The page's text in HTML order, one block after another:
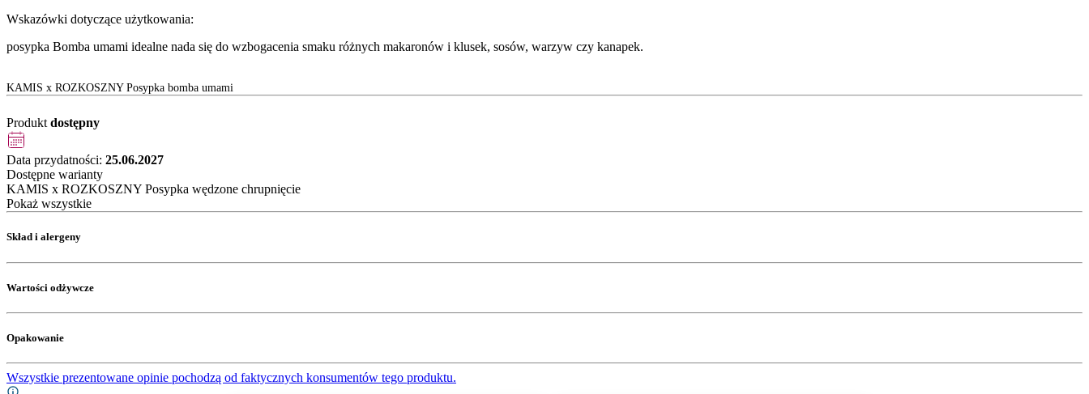
Wskazówki dotyczące użytkowania:
posypka Bomba umami idealne nada się do wzbogacenia smaku różnych makaronów i klusek, sosów, warzyw czy kanapek.
KAMIS x ROZKOSZNY Posypka bomba umami
Produkt dostępny
Data przydatności: 25.06.2027
Dostępne warianty
KAMIS x ROZKOSZNY Posypka wędzone chrupnięcie
Pokaż wszystkie
Skład i alergeny
Wartości odżywcze
Opakowanie
Wszystkie prezentowane opinie pochodzą od faktycznych konsumentów tego produktu.